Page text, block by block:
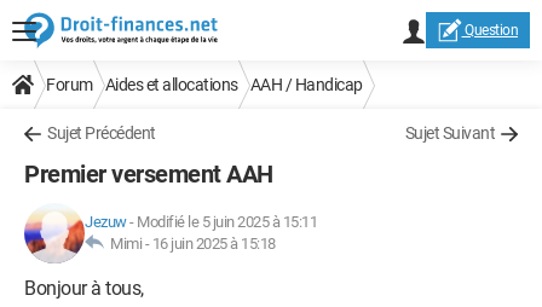
Question
Forum Aides et allocations AAH / Handicap
Sujet Précédent Sujet Suivant
Premier versement AAH
Jezuw- Modifié le 5 juin 2025 à 15:11
Mimi - 16 juin 2025 à 15:18
Bonjour à tous,